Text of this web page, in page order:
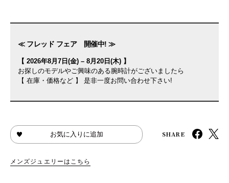
≪ フレッド フェア 開催中! ≫
【 2026年8月7日(金) – 8月20日(木) 】
お探しのモデルやご興味のある腕時計がございましたら
【 在庫・価格など 】 是非一度お問い合わせ下さい!
お気に入りに追加 SHARE
メンズジュエリーはこちら